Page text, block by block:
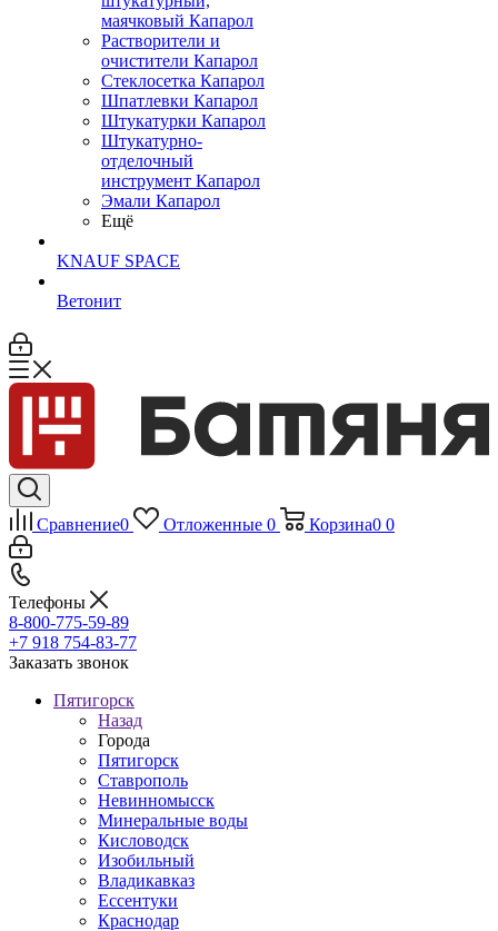
маячковый Капарол
Растворители и
очистители Капарол
Cтеклосетка Капарол
Шпатлевки Капарол
Штукатурки Капарол
Штукатурно-
отделочный
инструмент Капарол
Эмали Капарол
Ещё
KNAUF SPACE
Ветонит
Сравнение0 Отложенные 0 Корзина0 0
Телефоны
8-800-775-59-89
+7 918 754-83-77
Заказать звонок
Пятигорск
Назад
Города
Пятигорск
Ставрополь
Невинномысск
Минеральные воды
Кисловодск
Изобильный
Владикавказ
Ессентуки
Краснодар